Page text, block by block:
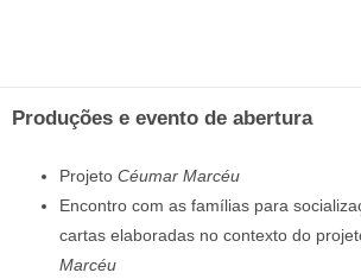
Produções e evento de abertura
Projeto Céumar Marcéu
Encontro com as famílias para
cartas elaboradas no contexto do
Marcéu